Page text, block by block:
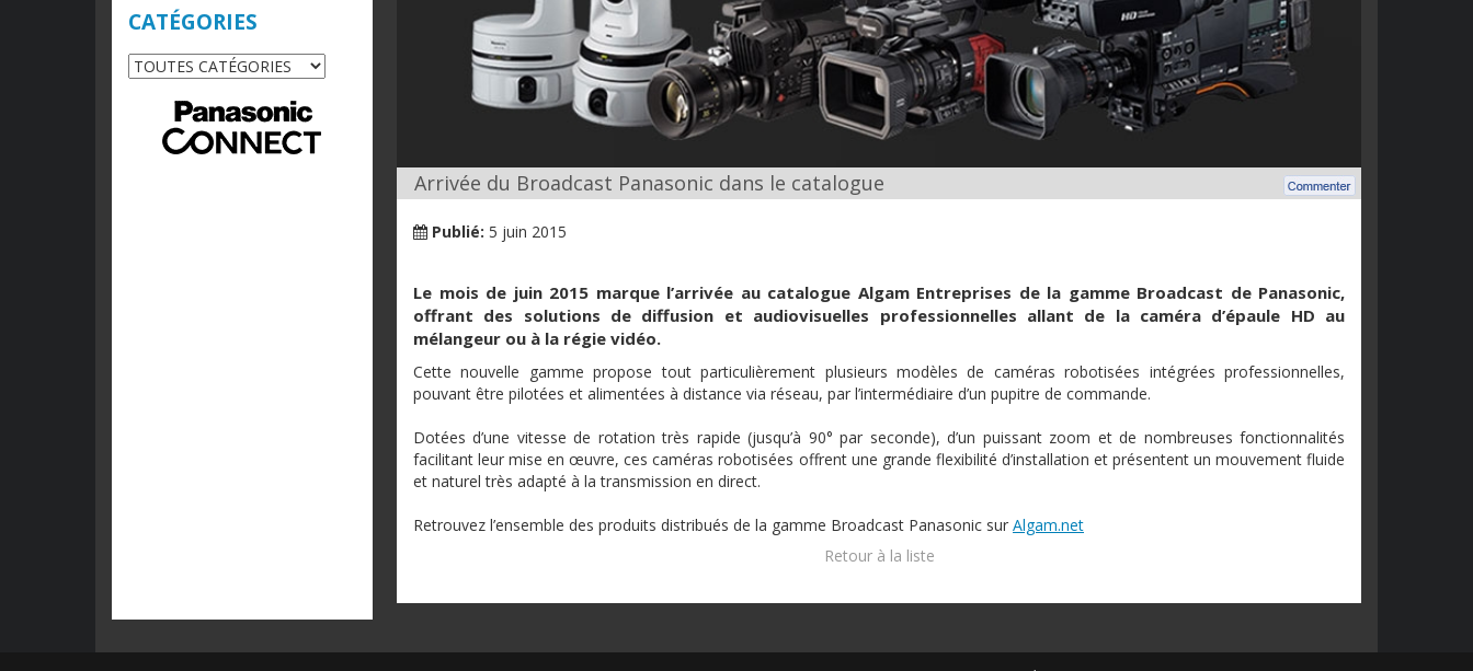
CATÉGORIES
Arrivée du Broadcast Panasonic dans le catalogue
Publié: 5 juin 2015
Le mois de juin2015 marque l’arrivée au catalogue Algam Entreprises de la gammeBroadcast de Panasonic,
offrant des solutions de diffusion et audiovisuelles professionnelles allant de la caméra d’épaule HD au
mélangeur ou à la régie vidéo.
Cette nouvelle gamme propose toutparticulièrement plusieurs modèles de caméras robotisées intégrées professionnelles,
pouvant être pilotées et alimentées à distance via réseau, par l’intermédiaire d’un pupitre de commande.
Dotées d’une vitesse de rotationtrès rapide (jusqu’à 90° par seconde),d’un puissant zoom et de nombreuses fonctionnalités
facilitant leur mise enœuvre,ces caméras robotisées offrent une grande flexibilité d’installation et présententun mouvement fluide
et naturel très adapté à la transmission en direct.
Retrouvez l’ensemble des produits distribués de la gamme Broadcast Panasonic sur Algam.net
Retour à la liste